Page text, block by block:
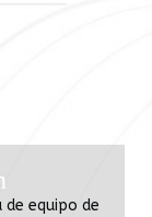
de equipo de